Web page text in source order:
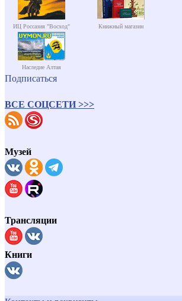
ИЦ Россазия "Восход" Книжный магазин
Наследие Алтая
Подписаться
ВСЕ СОЦСЕТИ >>>
Музей
Трансляции
Книги